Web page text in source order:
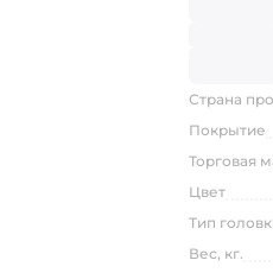
Страна
Покрытие
Торговая
Цвет
Тип
Вес, кг.